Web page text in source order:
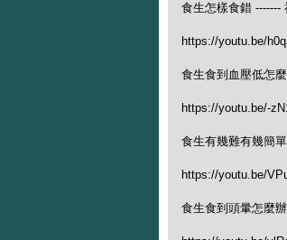
食生怎樣食錯 -------
https://youtu.be/
食生食到血壓低怎
https://youtu.be/-
食生有幾難有幾簡
https://youtu.be/
食生食到頭暈怎麼